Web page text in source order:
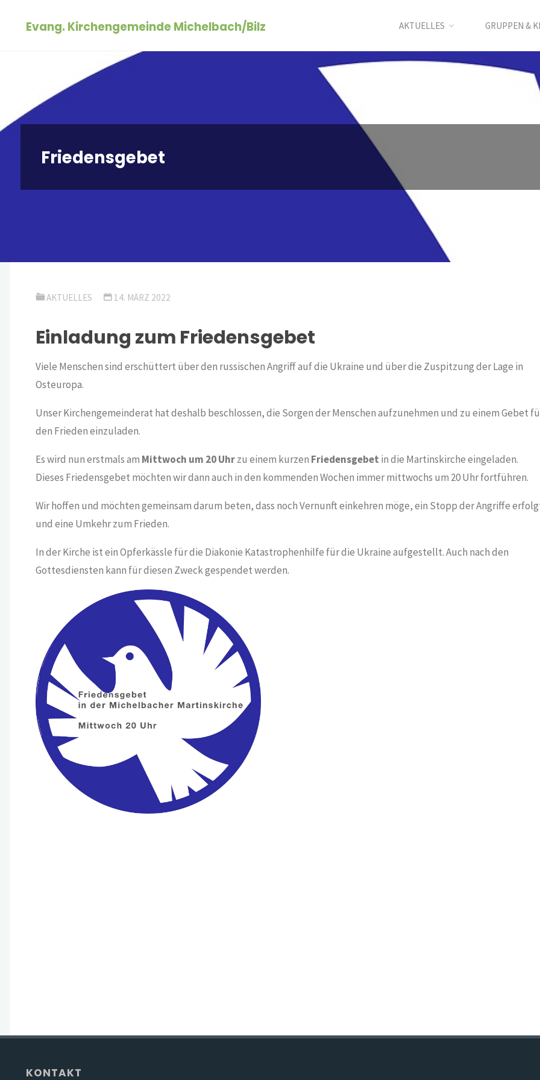
Evang. Kirchengemeinde Michelbach/Bilz AKTUELLES GRUPPEN &
Friedensgebet
AKTUELLES 14. MÄRZ 2022
Einladung zum Friedensgebet
Viele Menschen sind erschüttert über den russischen Angriff auf die Ukraine und über die Zuspitzung der Lage in
Osteuropa.
Unser Kirchengemeinderat hat deshalb beschlossen, die Sorgen der Menschen aufzunehmen und zu einem Gebet
den Frieden einzuladen.
Es wird nun erstmals am Mittwoch um 20 Uhrzu einem kurzen Friedensgebet in die Martinskirche eingeladen.
Dieses Friedensgebet möchten wir dann auch in den kommenden Wochen immer mittwochs um 20 Uhr fortführen.
Wir hoffen und möchten gemeinsam darum beten, dass noch Vernunft einkehren möge, ein Stopp der Angriffe
und eine Umkehr zum Frieden.
In der Kirche ist ein Opferkässle für die Diakonie Katastrophenhilfe für die Ukraine aufgestellt. Auch nach den
Gottesdiensten kann für diesen Zweck gespendet werden.
KONTAKT